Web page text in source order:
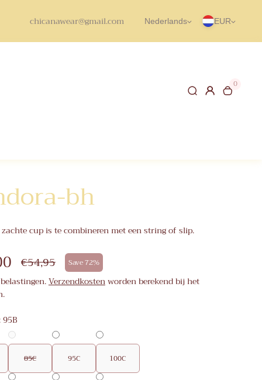
chicanawear@gmail.com Nederlands EUR
0
bh
zachte cup is te combineren met een string of slip.
€54,95 Save 72%
Verzendkostenworden berekend bij het
95B
85C 95C 100C